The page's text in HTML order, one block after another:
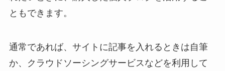
ともできます。
通常であれば、サイトに記事を入れるときは自筆
か、クラウドソーシングサービスなどを利用して